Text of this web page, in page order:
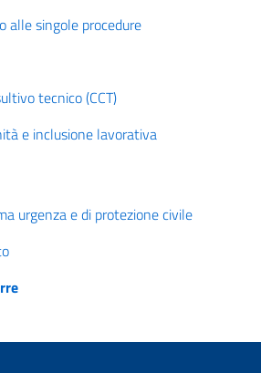
alle singole procedure
tecnico (CCT)
e inclusione lavorativa
urgenza e di protezione civile